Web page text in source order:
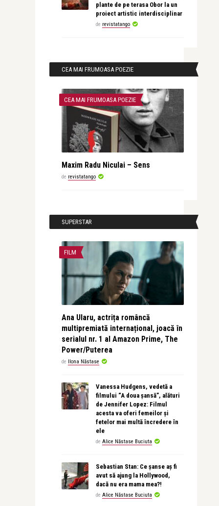
plante de pe terasa Obor la un
proiect artistic interdisciplinar
de revistatango
CEA MAI FRUMOASA POEZIE
CEA MAI FRUMOASA POEZIE
Maxim Radu Niculai – Sens
de revistatango
SUPERSTAR
FILM
Ana Ularu, actrița româncă
multipremiată internațional, joacă în
serialul nr. 1 al Amazon Prime, The
Power/Puterea
de Ilona Năstase
Vanessa Hudgens, vedetă a
filmului “A doua șansă”, alături
de Jennifer Lopez: Filmul
acesta va oferi femeilor și
fetelor mai multă încredere în
ele
de Alice Năstase Buciuta
Sebastian Stan: Ce șanse aș fi
avut să ajung la Hollywood,
dacă nu era mama mea?!
de Alice Năstase Buciuta